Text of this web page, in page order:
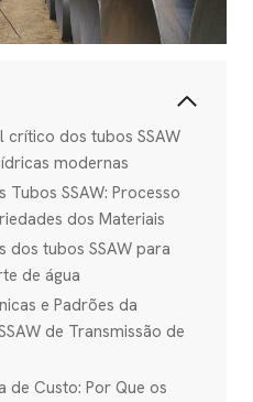
crítico dos tubos SSAW
modernas
SSAW: Processo
dos Materiais
dos tubos SSAW para
de água
e Padrões da
de Transmissão de
de Custo: Por Que os